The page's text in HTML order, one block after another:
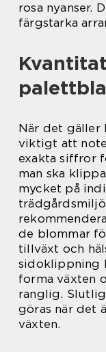
rosa nyanser.
färgstarka
När det gäller
viktigt att
exakta siffror
man ska
mycket på
de blommar
tillväxt och
sidoklippning
forma växten
ranglig.
göras när det
växten.